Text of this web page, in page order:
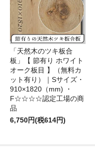
「天然木のツキ板合
板」【 節有り ホワイト
オーク板目 】（無料カ
ット有り）｜Sサイズ・
910×1820（mm) ・
F☆☆☆☆認定工場の商
品
6,750円(税614円)